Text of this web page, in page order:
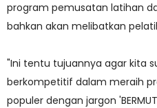
program pemusatan latihan
bahkan akan melibatkan
"Ini tentu tujuannya agar kita
berkompetitif dalam meraih
populer dengan jargon